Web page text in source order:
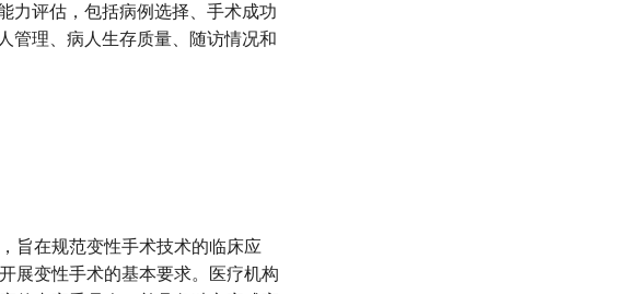
力评估，包括病例选择、手术成功
管理、病人生存质量、随访情况和
旨在规范变性手术技术的临床应
展变性手术的基本要求。医疗机构